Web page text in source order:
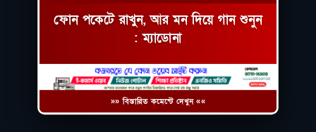
ফোন পকেটে রাখুন, আর মন দিয়ে গান শুনুন
: ম্যাডোনা
»» বিস্তারিত কমেন্টে দেখুন ««